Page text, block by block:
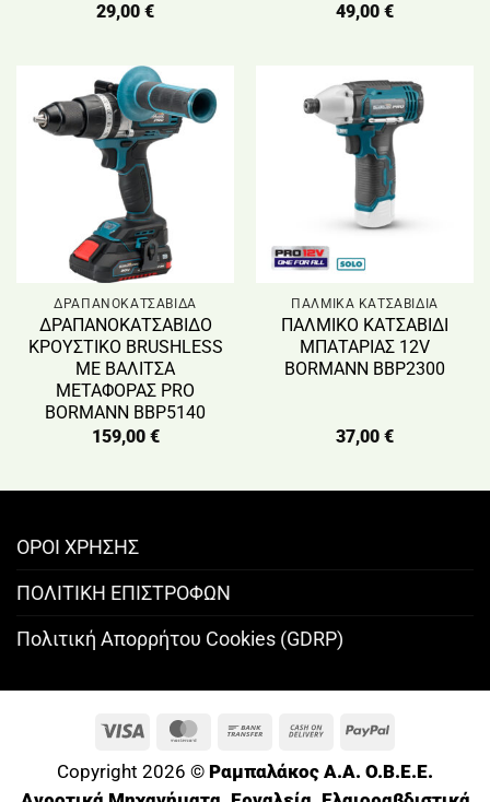
29,00 €
49,00 €
ΔΡΑΠΑΝΟΚΑΤΣΑΒΙΔΑ
ΔΡΑΠΑΝΟΚΑΤΣΑΒΙΔΟ
ΚΡΟΥΣΤΙΚΟ BRUSHLESS
ΜΕ ΒΑΛΙΤΣΑ
ΜΕΤΑΦΟΡΑΣ PRO
BORMANN BBP5140
159,00 €
ΠΑΛΜΙΚΑ ΚΑΤΣΑΒΙΔΙΑ
ΠΑΛΜΙΚΟ ΚΑΤΣΑΒΙΔΙ
ΜΠΑΤΑΡΙΑΣ 12V
BORMANN BBP2300
37,00 €
ΟΡΟΙ ΧΡΗΣΗΣ
ΠΟΛΙΤΙΚΗ ΕΠΙΣΤΡΟΦΩΝ
Πολιτική Απορρήτου Cookies (GDRP)
Visa MasterCard
Bank
Cash
PayPal
Copyright 2026 © Ραμπαλάκος A.A. O.B.E.E.